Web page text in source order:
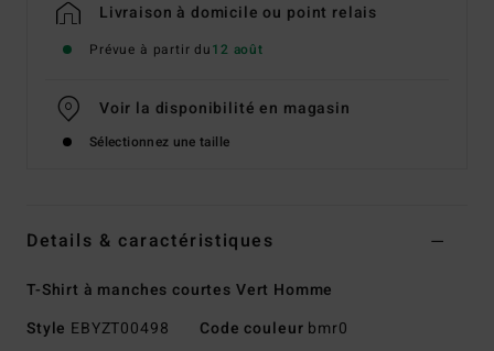
Livraison à domicile ou point relais
Prévue à partir du12 août
Voir la disponibilité en magasin
Sélectionnez une taille
Details & caractéristiques
T-Shirt à manches courtes Vert Homme
Style EBYZT00498 Code couleur bmr0